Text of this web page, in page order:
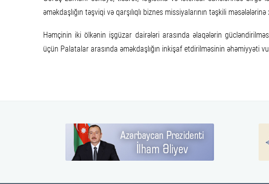
əməkdaşlığın təşviqi və qarşılıqlı biznes missiyalarının təşkili
Həmçinin iki ölkənin işgüzar dairələri arasında əlaqələrin
üçün Palatalar arasında əməkdaşlığın inkişaf etdirilməsinin əhəmiyyəti